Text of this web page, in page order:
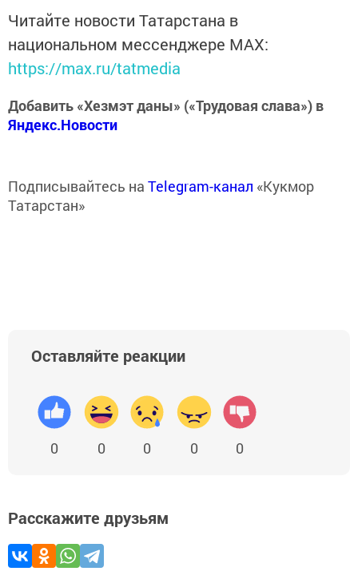
Читайте новости Татарстана в
национальном мессенджере MАХ:
https://max.ru/tatmedia
Добавить «Хезмэт даны» («Трудовая слава») в
Яндекс.Новости
Подписывайтесь на Telegram-канал «Кукмор
Татарстан»
Оставляйте реакции
0 0 0 0 0
Расскажите друзьям